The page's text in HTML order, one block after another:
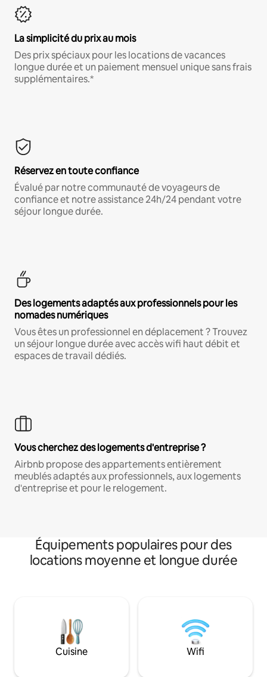
La simplicité du prix au mois
Des prix spéciaux pour les locations de vacances
longue durée et un paiement mensuel unique sans frais
supplémentaires.*
Réservez en toute confiance
Évalué par notre communauté de voyageurs de
confiance et notre assistance 24h/24 pendant votre
séjour longue durée.
Des logements adaptés aux professionnels pour les
nomades numériques
Vous êtes un professionnel en déplacement ? Trouvez
un séjour longue durée avec accès wifi haut débit et
espaces de travail dédiés.
Vous cherchez des logements d'entreprise ?
Airbnb propose des appartements entièrement
meublés adaptés aux professionnels, aux logements
d'entreprise et pour le relogement.
Équipements populaires pour des
locations moyenne et longue durée
Cuisine Wifi